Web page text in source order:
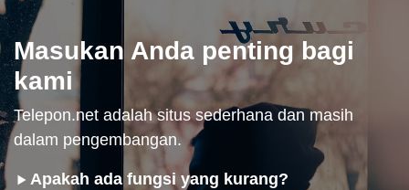
Masukan Anda penting bagi
kami
Telepon.net adalah situs sederhana dan masih
dalam pengembangan.
Apakah ada fungsi yang kurang?